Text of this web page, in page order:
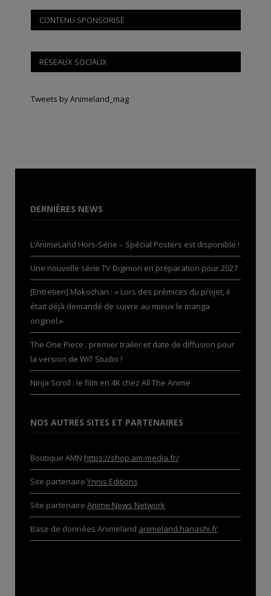
CONTENU SPONSORISÉ
RÉSEAUX SOCIAUX
Tweets by Animeland_mag
DERNIÈRES NEWS
L’AnimeLand Hors-Série – Spécial Posters est disponible !
Une nouvelle série TV Digimon en préparation pour 2027
[Entretien] Mokochan : « Lors des prémices du projet, il
était déjà demandé de suivre au mieux le manga
originel.»
The One Piece : premier trailer et date de diffusion pour
la version de WIT Studio !
Ninja Scroll : le film en 4K chez All The Anime
NOS AUTRES SITES ET PARTENAIRES
Boutique AMN https://shop.am-media.fr/
Site partenaire Ynnis Editions
Site partenaire Anime News Network
Base de données Animeland animeland.hanashi.fr